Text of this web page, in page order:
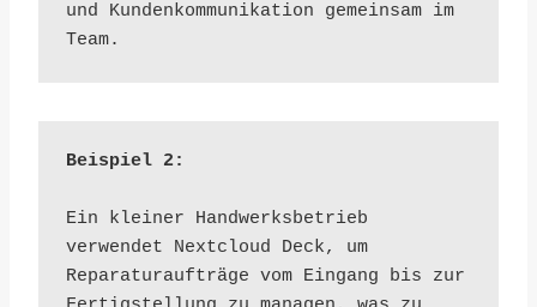
und Kundenkommunikation gemeinsam im
Team.
Beispiel 2:
Ein kleiner Handwerksbetrieb
verwendet Nextcloud Deck, um
Reparaturaufträge vom Eingang bis zur